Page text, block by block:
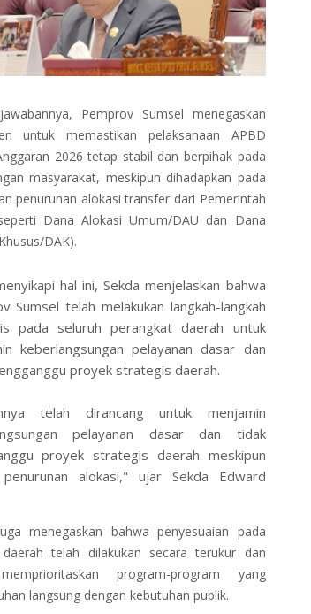
Pemprov Sumsel menegaskan
untuk memastikan pelaksanaan APBD
2026 tetap stabil dan berpihak pada
masyarakat, meskipun dihadapkan pada
penurunan alokasi transfer dari Pemerintah
Dana Alokasi Umum/DAU dan Dana
DAK).
hal ini, Sekda menjelaskan bahwa
Sumsel telah melakukan langkah-langkah
pada seluruh perangkat daerah untuk
keberlangsungan pelayanan dasar dan
proyek strategis daerah.
telah dirancang untuk menjamin
pelayanan dasar dan tidak
proyek strategis daerah meskipun
alokasi," ujar Sekda Edward
menegaskan bahwa penyesuaian pada
telah dilakukan secara terukur dan
program-program yang
langsung dengan kebutuhan publik.